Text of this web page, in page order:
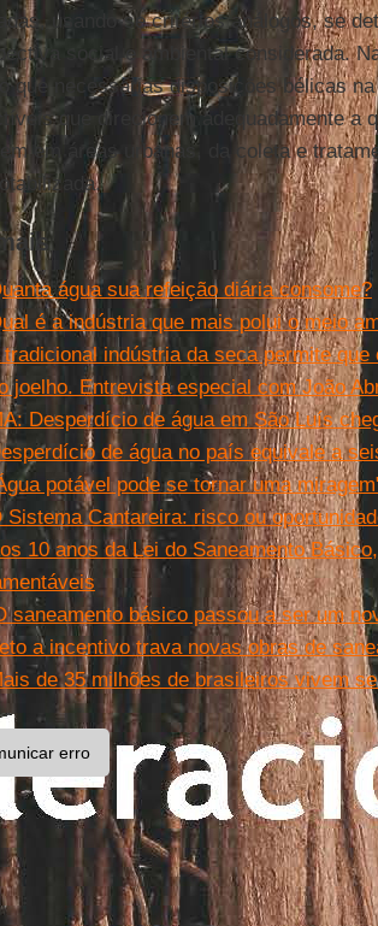
usando-se critérios análogos, se
social e ambiental considerada.
que necessárias disposições bélicas
que direcionem adequadamente a
em áreas urbanas, da coleta e
água sua refeição diária consome?
é a indústria que mais polui o meio
tradicional indústria da seca permite
joelho. Entrevista especial com João
Desperdício de água em São Luís
de água no país equivale a
potável pode se tornar uma
Sistema Cantareira: risco ou
10 anos da Lei do Saneamento
saneamento básico passou a ser um
a incentivo trava novas obras de
de 35 milhões de brasileiros vivem
erro